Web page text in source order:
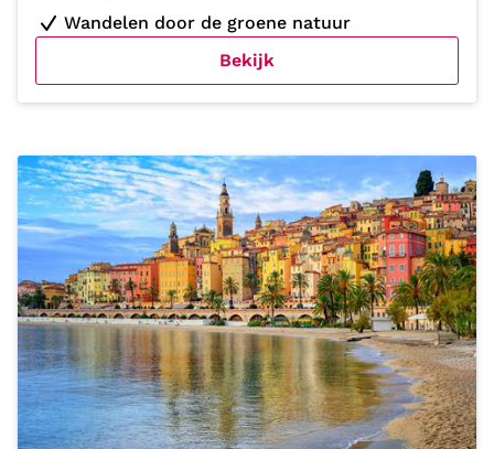
Wandelen door de groene natuur
Bekijk